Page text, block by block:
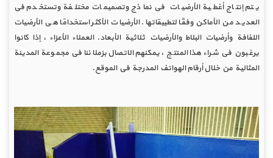
يتم إنتاج أغطية الأرضيات في نماذج وتصميمات مختلفة وتستخدم في
العديد من الأماكن وفقًا لتطبيقاتها. الأرضيات الأكثر استخدامًا هي الأرضيات
اللفافة وأرضيات البلاط والأرضيات ثلاثية الأبعاد. العملاء الأعزاء ، إذا كانوا
يرغبون في شراء هذا المنتج ، يمكنهم الاتصال بزملائنا في مجموعة المدينة
المثالية من خلال أرقام الهواتف المدرجة في الموقع.